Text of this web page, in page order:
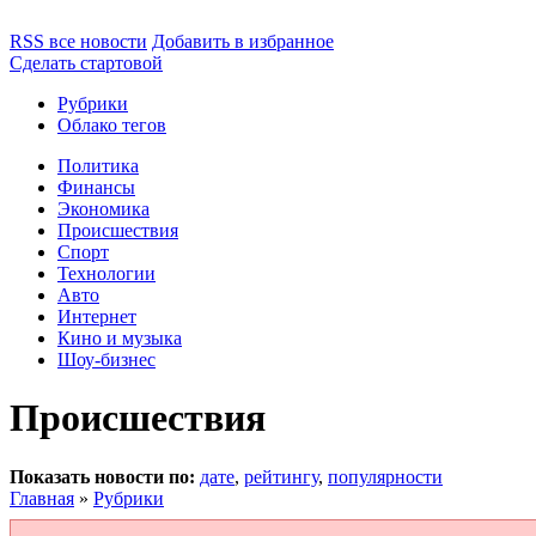
RSS все новости Добавить в избранное
Сделать стартовой
Рубрики
Облако тегов
Политика
Финансы
Экономика
Происшествия
Спорт
Технологии
Авто
Интернет
Кино и музыка
Шоу-бизнес
Происшествия
Показать новости по: дате, рейтингу, популярности
Главная » Рубрики